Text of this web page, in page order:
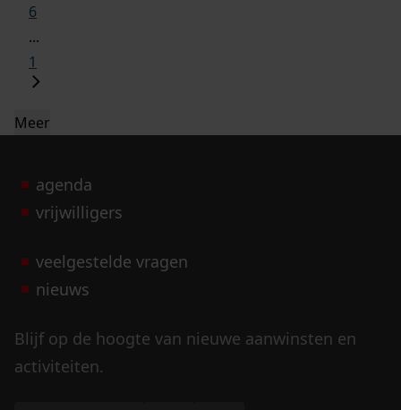
6
...
1
Meer
agenda
vrijwilligers
veelgestelde vragen
nieuws
Blijf op de hoogte van nieuwe aanwinsten en
activiteiten.